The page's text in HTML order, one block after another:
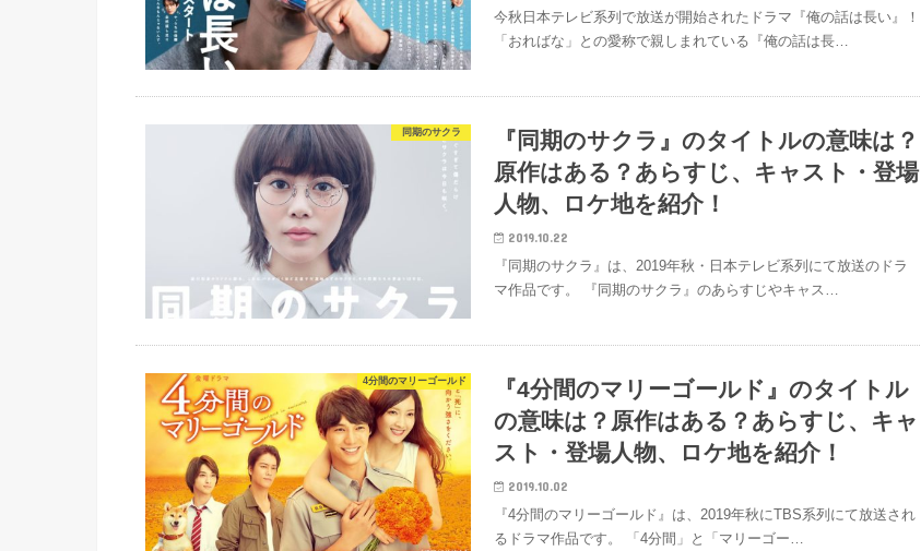
今秋日本テレビ系列で放送が開始されたドラマ『俺の話は長い』！
「おればな」との愛称で親しまれている『俺の話は長…
同期のサクラ
『同期のサクラ』のタイトルの意味は？
原作はある？あらすじ、キャスト・登場
人物、ロケ地を紹介！
2019.10.22
『同期のサクラ』は、2019年秋・日本テレビ系列にて放送のドラ
マ作品です。 『同期のサクラ』のあらすじやキャス…
4分間のマリーゴールド
『4分間のマリーゴールド』のタイトル
の意味は？原作はある？あらすじ、キャ
スト・登場人物、ロケ地を紹介！
2019.10.02
『4分間のマリーゴールド』は、2019年秋にTBS系列にて放送され
るドラマ作品です。 「4分間」と「マリーゴー…